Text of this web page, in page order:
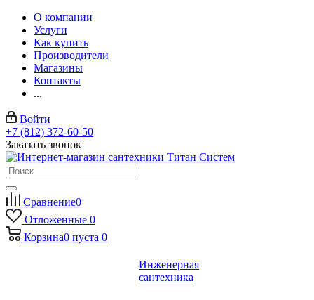
О компании
Услуги
Как купить
Производители
Магазины
Контакты
...
Войти
+7 (812) 372-60-50
Заказать звонок
Сравнение0
Отложенные 0
Корзина0 пуста 0
Инженерная
сантехника